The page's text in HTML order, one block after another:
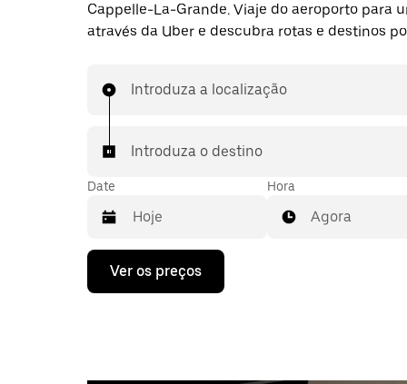
Cappelle-La-Grande. Viaje do aeroporto para
através da Uber e descubra rotas e destinos
Introduza a localização
Introduza o destino
Date
Prima
tecla
Hora
Agora
Ver os preços